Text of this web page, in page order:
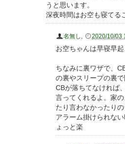
うと思います。
深夜時間はお空も寝てる
名無し 2020/10/03
お空ちゃんは早寝早
ちなみに裏ワザで、
の裏やスリープの裏
CBが落ちてなければ
言ってくれるよ。家
たり言わなかったり
アラーム掛けられな
ょっと楽